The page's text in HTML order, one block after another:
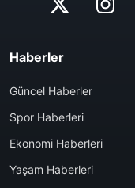
Haberler
Güncel Haberler
Spor Haberleri
Ekonomi Haberleri
Yaşam Haberleri